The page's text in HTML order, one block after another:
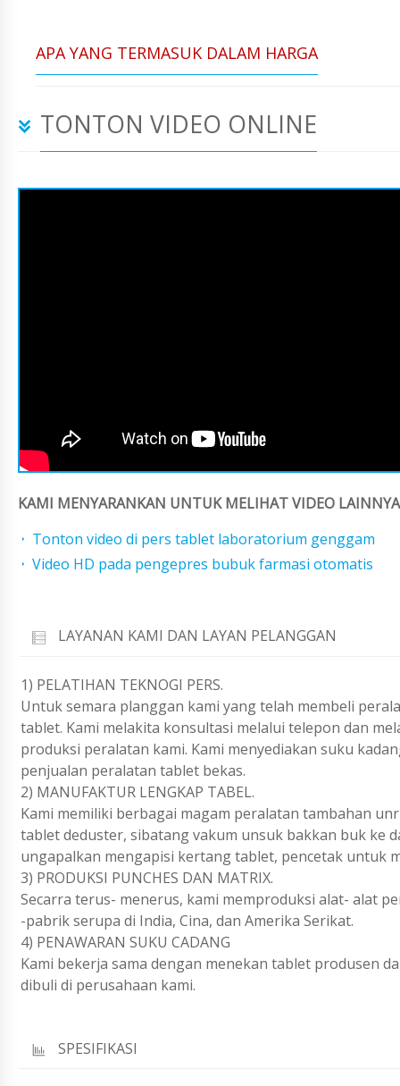
APA YANG TERMASUK DALAM HARGA
TONTON VIDEO ONLINE
KAMI MENYARANKAN UNTUK MELIHAT VIDEO
Tonton video di pers tablet laboratorium genggam
Video HD pada pengepres bubuk farmasi otomatis
LAYANAN KAMI DAN LAYAN PELANGGAN
1) PELATIHAN TEKNOGI PERS.
Untuk semara planggan kami yang telah membeli
tablet. Kami melakita konsultasi melalui telepon dan
produksi peralatan kami. Kami menyediakan suku
penjualan peralatan tablet bekas.
2) MANUFAKTUR LENGKAP TABEL.
Kami memiliki berbagai magam peralatan tambahan
tablet deduster, sibatang vakum unsuk bakkan buk ke
ungapalkan mengapisi kertang tablet, pencetak untuk
3) PRODUKSI PUNCHES DAN MATRIX.
Secarra terus- menerus, kami memproduksi alat- alat
-pabrik serupa di India, Cina, dan Amerika Serikat.
4) PENAWARAN SUKU CADANG
Kami bekerja sama dengan menekan tablet produsen
dibuli di perusahaan kami.
SPESIFIKASI